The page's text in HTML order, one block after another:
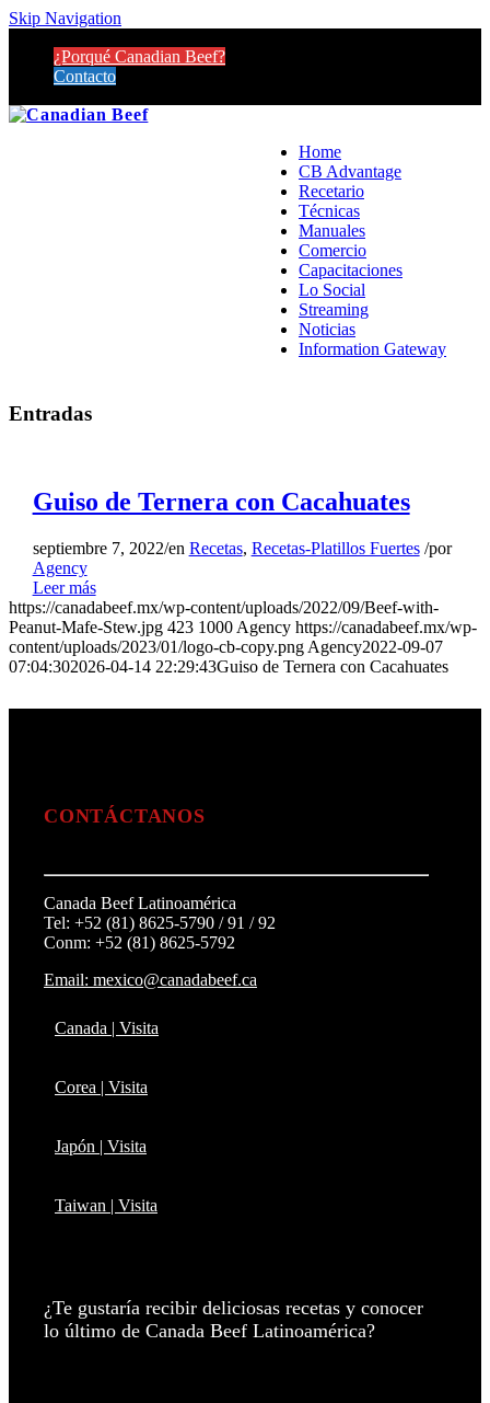
Skip Navigation
¿Porqué Canadian Beef?
Contacto
Home
CB Advantage
Recetario
Técnicas
Manuales
Comercio
Capacitaciones
Lo Social
Streaming
Noticias
Information Gateway
Entradas
Guiso de Ternera con Cacahuates
septiembre 7, 2022/en Recetas, Recetas-Platillos Fuertes /por
Agency
Leer más
https://canadabeef.mx/wp-content/uploads/2022/09/Beef-with-
Peanut-Mafe-Stew.jpg 423 1000 Agency https://canadabeef.mx/wp-
content/uploads/2023/01/logo-cb-copy.png Agency2022-09-07
07:04:302026-04-14 22:29:43Guiso de Ternera con Cacahuates
CONTÁCTANOS
Canada Beef Latinoamérica
Tel: +52 (81) 8625-5790 / 91 / 92
Conm: +52 (81) 8625-5792
Email: mexico@canadabeef.ca
Canada | Visita
Corea | Visita
Japón | Visita
Taiwan | Visita
¿Te gustaría recibir deliciosas recetas y conocer
lo último de Canada Beef Latinoamérica?